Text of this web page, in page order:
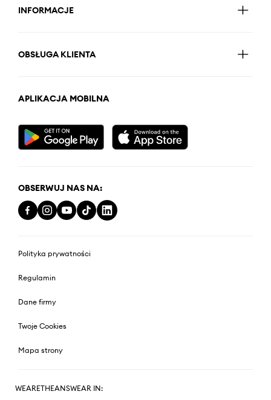
INFORMACJE
OBSŁUGA KLIENTA
APLIKACJA MOBILNA
OBSERWUJ NAS NA:
Polityka prywatności
Regulamin
Dane firmy
Twoje Cookies
Mapa strony
WEARETHEANSWEAR IN: